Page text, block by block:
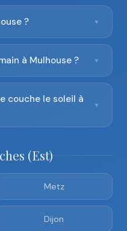
? ▼
à Mulhouse ? ▼
couche le soleil à
▼
(Est)
Metz
Dijon